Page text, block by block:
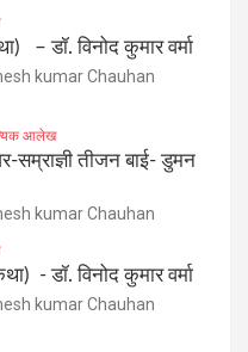
– डॉ. विनोद कुमार वर्मा
kumar Chauhan
आलेख
सम्राज्ञी तीजन बाई- डुमन
kumar Chauhan
​- डॉ. विनोद कुमार वर्मा
kumar Chauhan